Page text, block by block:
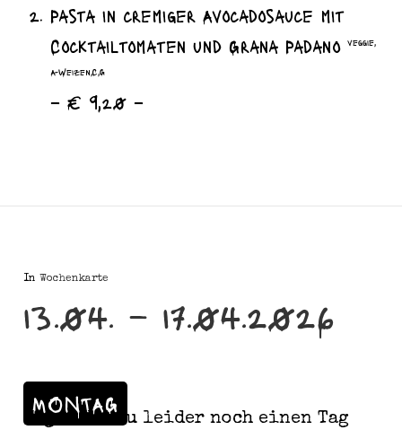
Pasta in cremiger Avocadosauce mit
Cocktailtomaten und Grana Padano veggie,
A-Weizen,C,G
– € 9,20 –
In Wochenkarte
13.04. – 17.04.2026
MONTAG
Wegen Umbau leider noch einen Tag